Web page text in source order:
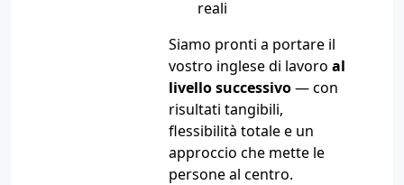
reali
Siamo pronti a portare il
vostro inglese di lavoroal
livello successivo— con
risultati tangibili,
flessibilità totale e un
approccio che mette le
persone al centro.